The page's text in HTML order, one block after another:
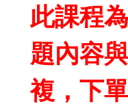
此課程
題內容
複，下